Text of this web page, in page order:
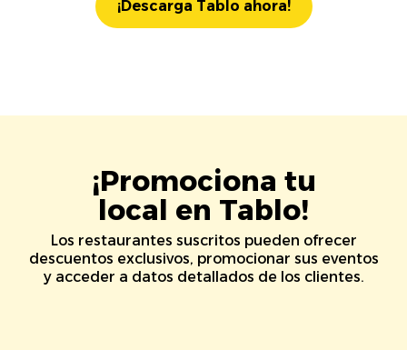
¡Descarga Tablo ahora!
¡Promociona tu
local en Tablo!
Los restaurantes suscritos pueden ofrecer
descuentos exclusivos, promocionar sus eventos
y acceder a datos detallados de los clientes.